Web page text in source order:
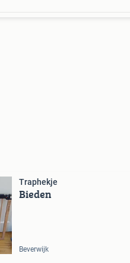
Traphekje
Bieden
Beverwijk